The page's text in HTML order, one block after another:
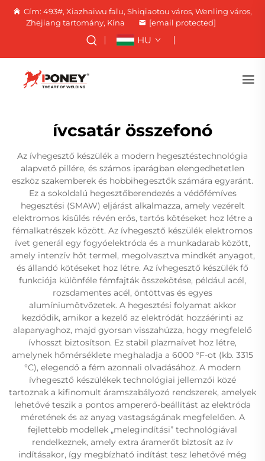
Cím: 493#, Xiazhaiwu falu, Shiqiaotou város, Wenling város,
Zhejiang tartomány, Kína
[email protected]
HU
ívcsatár összefonó
Az ívhegesztő készülék a modern hegesztéstechnológia
alapvető pillére, és számos iparágban elengedhetetlen
eszköz szakemberek és hobbihegesztők számára egyaránt.
Ez a sokoldalú hegesztőberendezés a védőfémíves
hegesztési (SMAW) eljárást alkalmazza, amely vezérelt
elektromos kisülés révén erős, tartós kötéseket hoz létre a
fémalkatrészek között. Az ívhegesztő készülék elektromos
ívet generál egy fogyóelektróda és a munkadarab között,
amely intenzív hőt termel, megolvasztva mindkét anyagot,
és állandó kötéseket hoz létre. Az ívhegesztő készülék fő
funkciója különféle fémfajták összekötése, például acél,
rozsdamentes acél, öntöttvas és egyes
alumíniumötvözetek. A hegesztési folyamat akkor
kezdődik, amikor a kezelő az elektródát hozzáérinti az
alapanyaghoz, majd gyorsan visszahúzza, hogy megfelelő
ívhosszt biztosítson. Ez stabil plazmaívet hoz létre,
amelynek hőmérséklete meghaladja a 6000 °F-ot (kb. 3315
°C), elegendő a fém azonnali olvadásához. A modern
ívhegesztő készülékek technológiai jellemzői közé
tartoznak a kifinomult áramszabályozó rendszerek, amelyek
lehetővé teszik a pontos ampererő-beállítást az elektróda
méretének és az anyag vastagságának megfelelően. A
fejlettebb modellek „melegindítási” technológiával
rendelkeznek, amely extra áramerőt biztosít az ív
indításakor, így megbízható indítást tesz lehetővé még